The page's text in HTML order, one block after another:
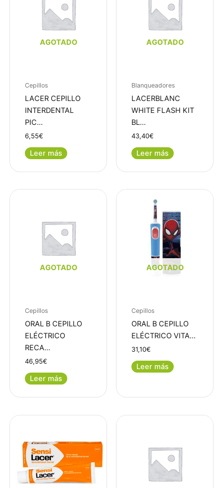
AGOTADO
Cepillos
LACER CEPILLO
INTERDENTAL
PIC…
6,55€
Leer más
AGOTADO
Blanqueadores
LACERBLANC
WHITE FLASH KIT
BL…
43,40€
Leer más
AGOTADO
Cepillos
ORAL B CEPILLO
ELÉCTRICO
RECA…
46,95€
Leer más
AGOTADO
Cepillos
ORAL B CEPILLO
ELÉCTRICO VITA…
31,10€
Leer más